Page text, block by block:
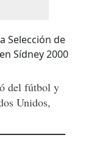
del fútbol y
Unidos,